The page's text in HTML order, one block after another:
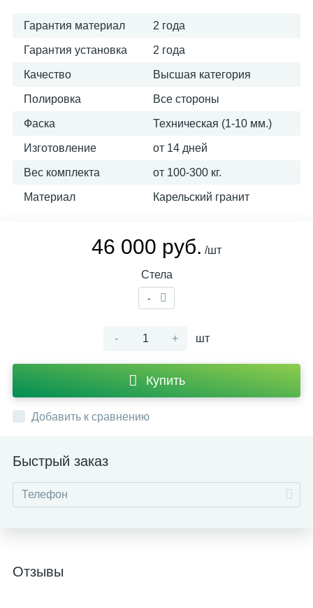
Гарантия материал 2 года
Гарантия установка 2 года
Качество Высшая категория
Полировка Все стороны
Фаска Техническая (1-10 мм.)
Изготовление от 14 дней
Вес комплекта от 100-300 кг.
Материал Карельский гранит
46 000 руб. /шт
Стела
-
- + шт
Купить
Добавить к сравнению
Быстрый заказ
Отзывы